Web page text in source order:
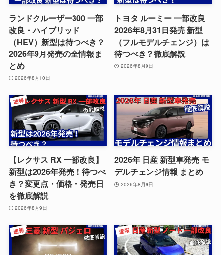
ランドクルーザー300 一部
改良・ハイブリッド
（HEV）新型は待つべき？
2026年9月発売の全情報ま
とめ
2026年8月10日
トヨタ ルーミー 一部改良
2026年8月31日発売 新型
（フルモデルチェンジ）は
待つべき？徹底解説
2026年8月9日
【レクサス RX 一部改良】
新型は2026年発売！待つべ
き？変更点・価格・発売日
を徹底解説
2026年8月9日
2026年 日産 新型車発売 モ
デルチェンジ情報 まとめ
2026年8月9日